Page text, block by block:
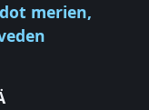
merien,